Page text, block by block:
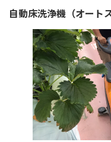
自動床洗浄機（オート